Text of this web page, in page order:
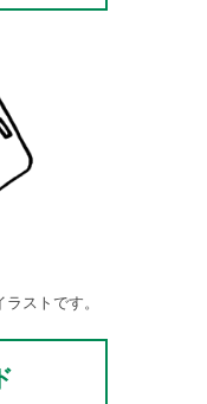
ストです。